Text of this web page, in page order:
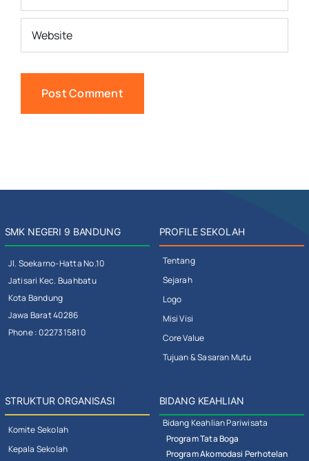
SMK NEGERI 9 BANDUNG
Jl. Soekarno-Hatta No.10
Jatisari Kec. Buahbatu
Kota Bandung
Jawa Barat 40286
Phone : 0227315810
PROFILE SEKOLAH
Tentang
Sejarah
Logo
Misi Visi
Core Value
Tujuan & Sasaran Mutu
STRUKTUR ORGANISASI
Komite Sekolah
Kepala Sekolah
BIDANG KEAHLIAN
Bidang Keahlian Pariwisata
Program Tata Boga
Program Akomodasi Perhotelan